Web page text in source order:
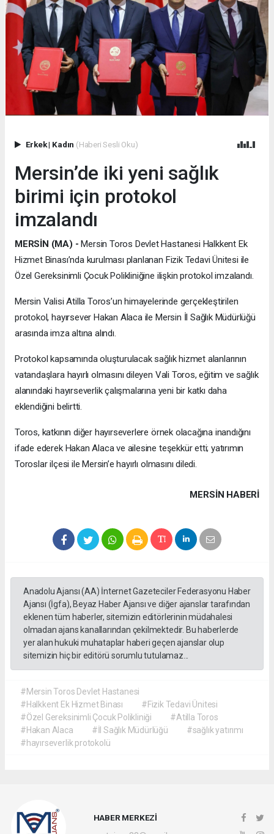
Erkek| Kadın (Haberi Sesli Oku)
Mersin’de iki yeni sağlık
birimi için protokol
imzalandı
MERSİN (MA) - Mersin Toros Devlet Hastanesi Halkkent Ek
Hizmet Binası’nda kurulması planlanan Fizik Tedavi Ünitesi ile
Özel Gereksinimli Çocuk Polikliniğine ilişkin protokol imzalandı.
Mersin Valisi Atilla Toros’un himayelerinde gerçekleştirilen
protokol, hayırsever Hakan Alaca ile Mersin İl Sağlık Müdürlüğü
arasında imza altına alındı.
Protokol kapsamında oluşturulacak sağlık hizmet alanlarının
vatandaşlara hayırlı olmasını dileyen Vali Toros, eğitim ve sağlık
alanındaki hayırseverlik çalışmalarına yeni bir katkı daha
eklendiğini belirtti.
Toros, katkının diğer hayırseverlere örnek olacağına inandığını
ifade ederek Hakan Alaca ve ailesine teşekkür etti; yatırımın
Toroslar ilçesi ile Mersin’e hayırlı olmasını diledi.
MERSIN HABERİ
Anadolu Ajansı (AA) İnternet Gazeteciler Federasyonu Haber
Ajansı (İgfa), Beyaz Haber Ajansı ve diğer ajanslar tarafından
eklenen tüm haberler, sitemizin editörlerinin müdahalesi
olmadan ajans kanallarından çekilmektedir. Bu haberlerde
yer alan hukuki muhataplar haberi geçen ajanslar olup
sitemizin hiç bir editörü sorumlu tutulamaz...
#Mersin Toros Devlet Hastanesi
#Halkkent Ek Hizmet Binası
#Fizik Tedavi Ünitesi
#Özel Gereksinimli Çocuk Polikliniği
#Atilla Toros
#Hakan Alaca
#İl Sağlık Müdürlüğü
#sağlık yatırımı
#hayırseverlik protokolü
HABER MERKEZİ